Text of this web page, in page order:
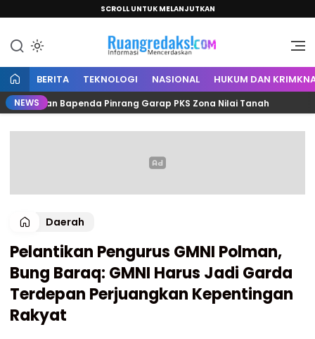
SCROLL UNTUK MELANJUTKAN
Ruang Redaksi
Informasi Mencerdaskan
BERITA TEKNOLOGI NASIONAL HUKUM DAN
NEWSBapenda Pinrang Garap PKS Zona Nilai Tanah
Daerah
Pelantikan Pengurus GMNI Polman,
Bung Baraq: GMNI Harus Jadi Garda
Terdepan Perjuangkan Kepentingan
Rakyat